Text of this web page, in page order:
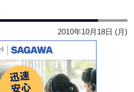
2010年10月18日 (月)